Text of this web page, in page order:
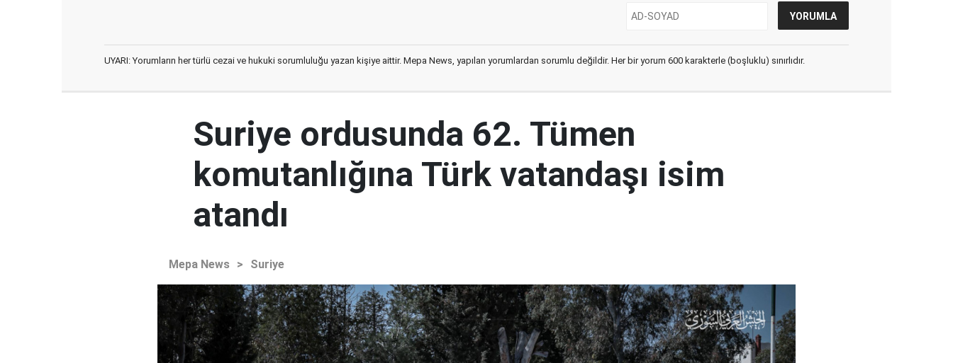
UYARI: Yorumların her türlü cezai ve hukuki sorumluluğu yazan kişiye aittir. Mepa News, yapılan yorumlardan sorumlu değildir. Her bir yorum 600 karakterle (boşluklu) sınırlıdır.
Suriye ordusunda 62. Tümen
komutanlığına Türk vatandaşı isim
atandı
Mepa News > Suriye